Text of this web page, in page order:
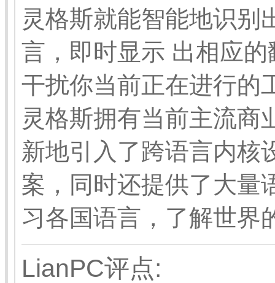
灵格斯就能智能地识别
言，即时显示 出相应
干扰你当前正在进行的
灵格斯拥有当前主流商
新地引入了跨语言内核
案，同时还提供了大量
习各国语言，了解世界
LianPC评点: